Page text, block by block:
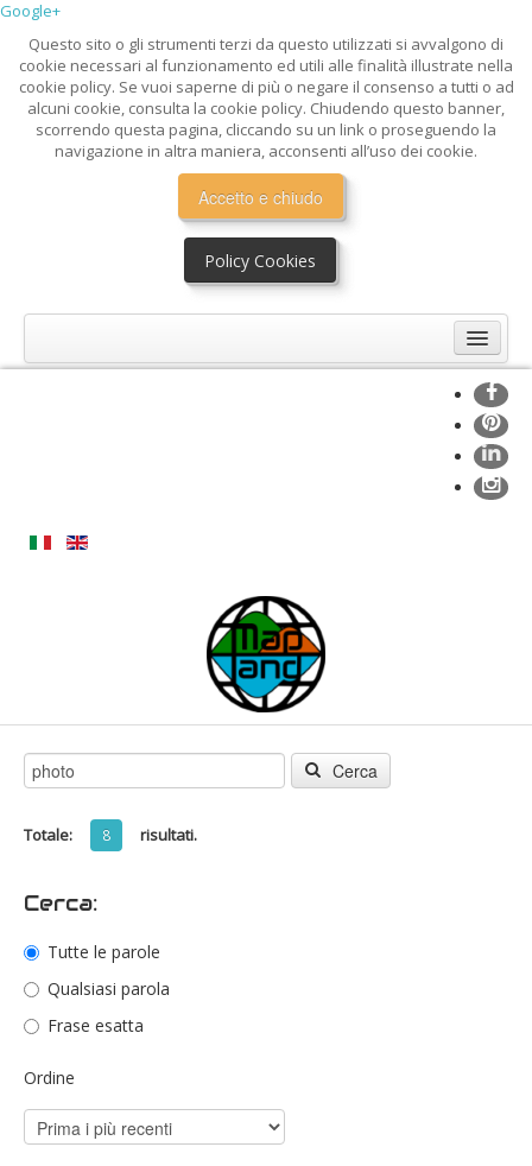
Google+
Questo sito o gli strumenti terzi da questo utilizzati si avvalgono di
cookie necessari al funzionamento ed utili alle finalità illustrate nella
cookie policy. Se vuoi saperne di più o negare il consenso a tutti o ad
alcuni cookie, consulta la cookie policy. Chiudendo questo banner,
scorrendo questa pagina, cliccando su un link o proseguendo la
navigazione in altra maniera, acconsenti all’uso dei cookie.
Accetto e chiudo
Policy Cookies
Cerca
Totale: 8 risultati.
Cerca:
Tutte le parole
Qualsiasi parola
Frase esatta
Ordine